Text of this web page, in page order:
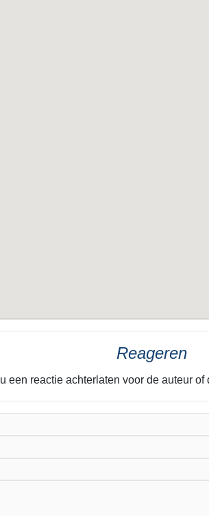
Reageren
een reactie achterlaten voor de auteur